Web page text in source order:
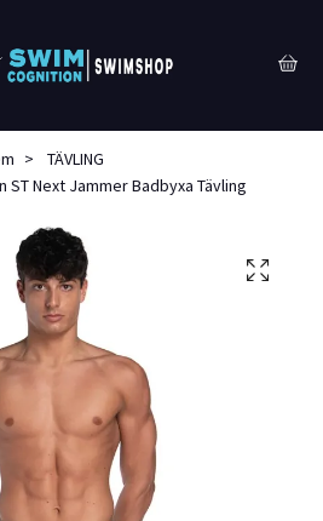
TÄVLING
ST Next Jammer Badbyxa Tävling